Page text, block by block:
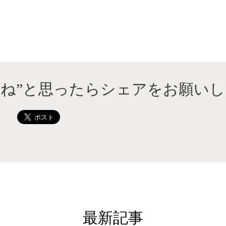
”と思ったらシェアをお願い
最新記事